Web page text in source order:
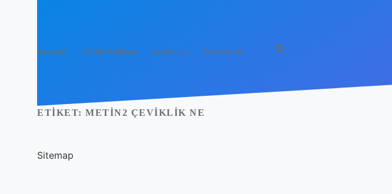
Anasayfa Gizlilik Politikası Yasal Uyarı Hakkımızda
ETIKET: METIN2 ÇEVIKLIK NE
Sitemap